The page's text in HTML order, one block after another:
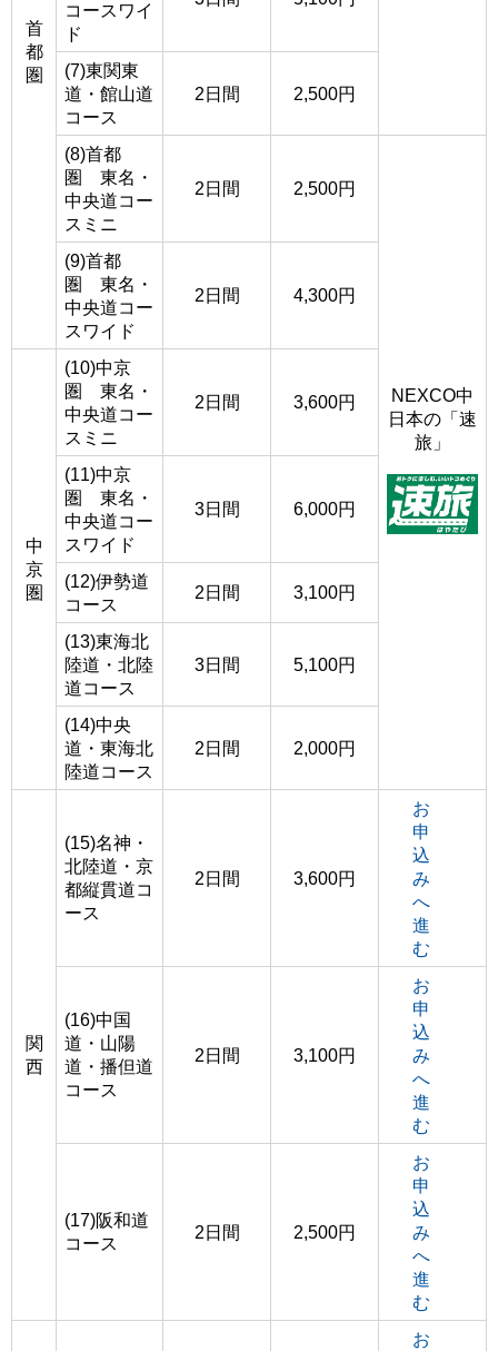
首
都
圏
コースワイ
ド
(7)東関東
道・館山道
コース
2日間 2,500円
(8)首都
圏 東名・
中央道コー
スミニ
2日間 2,500円
NEXCO中
日本の「速
旅」
(9)首都
圏 東名・
中央道コー
スワイド
2日間 4,300円
中
京
圏
(10)中京
圏 東名・
中央道コー
スミニ
2日間 3,600円
(11)中京
圏 東名・
中央道コー
スワイド
3日間 6,000円
(12)伊勢道
コース
2日間 3,100円
(13)東海北
陸道・北陸
道コース
3日間 5,100円
(14)中央
道・東海北
陸道コース
2日間 2,000円
関
西
(15)名神・
北陸道・京
都縦貫道コ
ース
2日間 3,600円
お
申
込
み
へ
進
む
(16)中国
道・山陽
道・播但道
コース
2日間 3,100円
お
申
込
み
へ
進
む
(17)阪和道
コース
2日間 2,500円
お
申
込
み
へ
進
む
お